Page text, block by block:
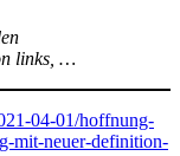
links, …
04-01/hoffnung-
mit-neuer-definition-